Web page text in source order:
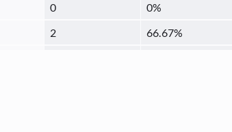
0 0%
2 66.67%